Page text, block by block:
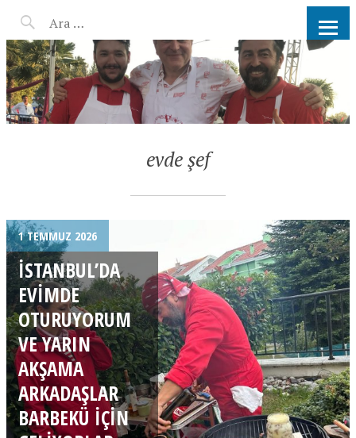
AHMET KATER KÖMÜR
ATEŞINDE BARBEKÜ, IZGARA,
MANGAL PARTISI
HIZMETLERI
evde şef
1 TEMMUZ 2026
İSTANBUL’DA
EVIMDE
OTURUYORUM
VE YARIN
AKŞAMA
ARKADAŞLAR
BARBEKÜ IÇIN